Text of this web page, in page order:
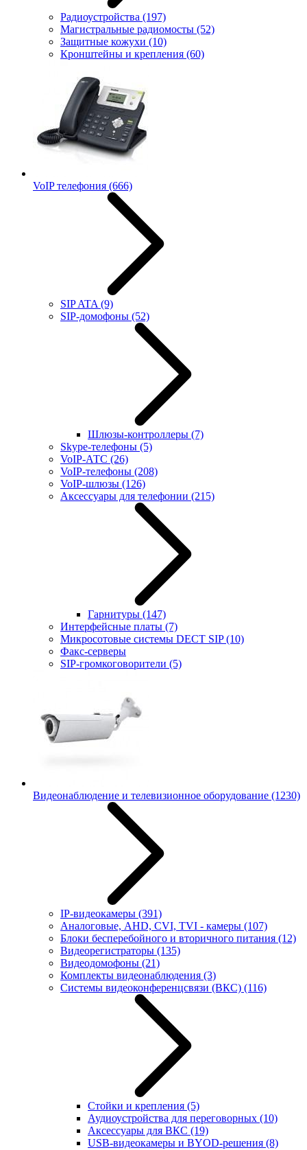
Радиоустройства (197)
Магистральные радиомосты (52)
Защитные кожухи (10)
Кронштейны и крепления (60)
VoIP телефония (666)
SIP ATA (9)
SIP-домофоны (52)
Шлюзы-контроллеры (7)
Skype-телефоны (5)
VoIP-АТС (26)
VoIP-телефоны (208)
VoIP-шлюзы (126)
Аксессуары для телефонии (215)
Гарнитуры (147)
Интерфейсные платы (7)
Микросотовые системы DECT SIP(10)
Факс-серверы
SIP-громкоговорители (5)
Видеонаблюдение и телевизионное оборудование (1230)
IP-видеокамеры (391)
Аналоговые, AHD, CVI, TVI - камеры (107)
Блоки бесперебойного и вторичного питания (12)
Видеорегистраторы (135)
Видеодомофоны (21)
Комплекты видеонаблюдения (3)
Системы видеоконференцсвязи (ВКС) (116)
Стойки и крепления (5)
Аудиоустройства для переговорных (10)
Аксессуары для ВКС (19)
USB-видеокамеры и BYOD-решения (8)